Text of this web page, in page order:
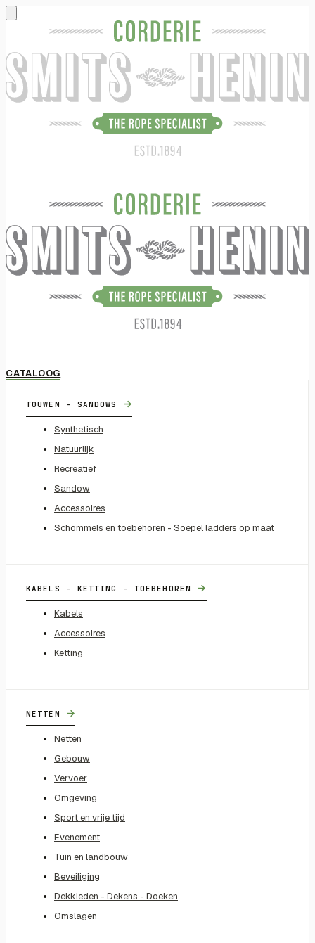
CATALOOG
TOUWEN - SANDOWS →
Synthetisch
Natuurlijk
Recreatief
Sandow
Accessoires
Schommels en toebehoren - Soepel ladders op maat
KABELS - KETTING - TOEBEHOREN →
Kabels
Accessoires
Ketting
NETTEN →
Netten
Gebouw
Vervoer
Omgeving
Sport en vrije tijd
Evenement
Tuin en landbouw
Beveiliging
Dekkleden - Dekens - Doeken
Omslagen